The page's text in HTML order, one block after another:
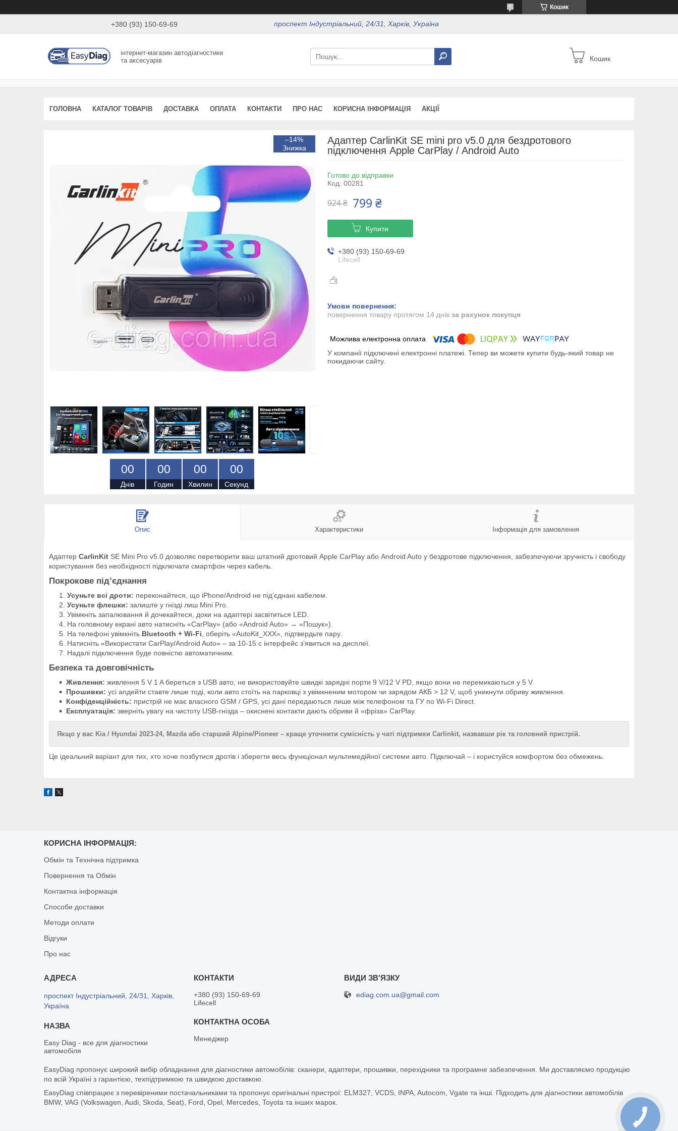
Кошик
+380 (93) 150-69-69 проспект Індустріальний, 24/31, Харків, Україна
інтернет-магазин автодіагностики
та аксесуарів
Кошик
ГОЛОВНА КАТАЛОГ ТОВАРІВ ДОСТАВКА ОПЛАТА КОНТАКТИ ПРО НАС КОРИСНА ІНФОРМАЦІЯ АКЦІЇ
–14%
00
Днів
00
Годин
00
Хвилин
00
Секунд
Адаптер CarlinKit SE mini pro v5.0 для бездротового
підключення Apple CarPlay / Android Auto
Готово до відправки
Код: 00281
924 ₴ 799 ₴
Купити
+380 (93) 150-69-69
Lifecell
повернення товару протягом 14 днів за рахунок покупця
У компанії підключені електронні платежі. Тепер ви можете купити будь-який товар не
покидаючи сайту.
Опис Характеристики Інформація для замовлення
Адаптер CarlinKit SE Mini Pro v5.0 дозволяє перетворити ваш штатний дротовий Apple CarPlay або Android Auto у бездротове підключення, забезпечуючи зручність і свободу
користування без необхідності підключати смартфон через кабель.
Покрокове під’єднання
Усуньте всі дроти: переконайтеся, що iPhone/Android не під’єднані кабелем.
Усуньте флешки: залиште у гнізді лиш Mini Pro.
Увімкніть запалювання й дочекайтеся, доки на адаптері засвітиться LED.
На головному екрані авто натисніть «CarPlay» (або «Android Auto» → «Пошук»).
На телефоні увімкніть Bluetooth + Wi-Fi , оберіть «AutoKit_XXX», підтвердьте пару.
Натисніть «Використати CarPlay/Android Auto» – за 10-15 с інтерфейс з’явиться на дисплеї.
Надалі підключення буде повністю автоматичним.
Безпека та довговічність
Живлення: живлення 5 V 1 A береться з USB авто; не використовуйте швидкі зарядні порти 9 V/12 V PD, якщо вони не перемикаються у 5 V.
Прошивки: усі апдейти ставте лише тоді, коли авто стоїть на парковці з увімкненим мотором чи зарядом АКБ > 12 V, щоб уникнути обриву живлення.
Конфіденційність: пристрій не має власного GSM / GPS, усі дані передаються лише між телефоном та ГУ по Wi-Fi Direct.
Експлуатація: зверніть увагу на чистоту USB-гнізда – окиснені контакти дають обриви й «фріза» CarPlay.
Якщо у вас Kia / Hyundai 2023-24, Mazda або старший Alpine/Pioneer – краще уточнити сумісність у чаті підтримки Carlinkit, назвавши рік та головний пристрій.
Це ідеальний варіант для тих, хто хоче позбутися дротів і зберегти весь функціонал мультимедійної системи авто. Підключай – і користуйся комфортом без обмежень.
КОРИСНА ІНФОРМАЦІЯ:
Обмін та Технічна підтримка
Повернення та Обмін
Контактна інформація
Способи доставки
Методи оплати
Відгуки
Про нас
проспект Індустріальний, 24/31, Харків,
Україна
Easy Diag - все для діагностики
автомобіля
+380 (93) 150-69-69
Lifecell
Менеджер
ediag.com.ua@gmail.com
EasyDiag пропонує широкий вибір обладнання для діагностики автомобілів: сканери, адаптери, прошивки, перехідники та програмне забезпечення. Ми доставляємо продукцію
по всій Україні з гарантією, техпідтримкою та швидкою доставкою.
EasyDiag співпрацює з перевіреними постачальниками та пропонує оригінальні пристрої: ELM327, VCDS, INPA, Autocom, Vgate та інші. Підходить для діагностики автомобілів
BMW, VAG (Volkswagen, Audi, Skoda, Seat), Ford, Opel, Mercedes, Toyota та інших марок.